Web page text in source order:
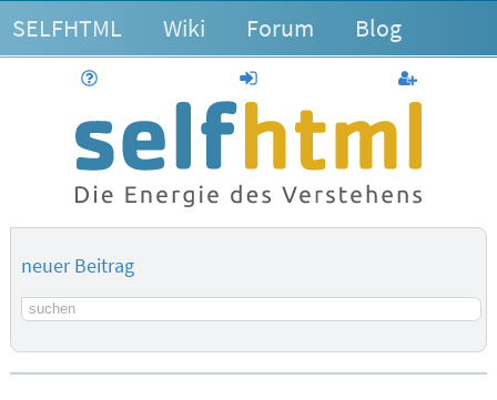
SELFHTML Wiki Forum Blog
anmelden
neuer Beitrag
Suchbegriff